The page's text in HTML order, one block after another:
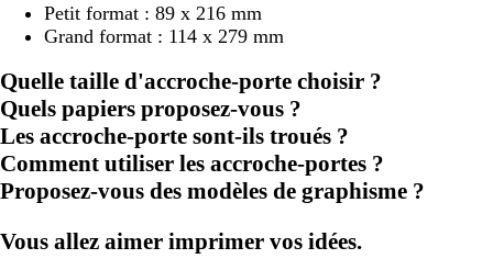
Petit format : 89 x 216 mm
Grand format : 114 x 279 mm
Quelle taille d'accroche-porte choisir ?
Quels papiers proposez-vous ?
Les accroche-porte sont-ils troués ?
Comment utiliser les accroche-portes ?
Proposez-vous des modèles de graphisme ?
Vous allez aimer imprimer vos idées.